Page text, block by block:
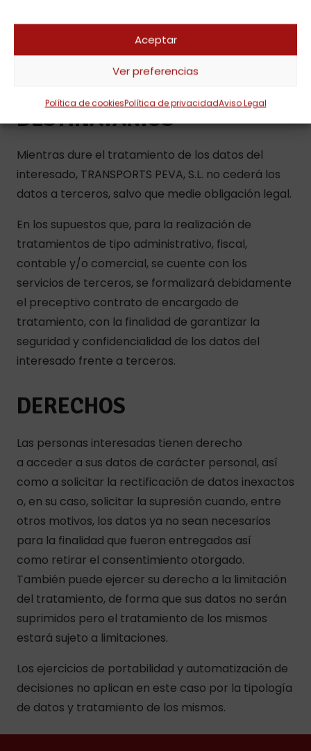
Aceptar
Ver preferencias
Política de cookiesPolítica de privacidadAviso Legal
mientras se mantenga la prestación del servicio o
durante los años necesarios para cumplir con las
obligaciones legales
DESTINATARIOS
Mientras dure el tratamiento de los datos del
interesado, TRANSPORTS PEVA, S.L. no cederá los
datos a terceros, salvo que medie obligación legal.
En los supuestos que, para la realización de
tratamientos de tipo administrativo, fiscal,
contable y/o comercial, se cuente con los
servicios de terceros, se formalizará debidamente
el preceptivo contrato de encargado de
tratamiento, con la finalidad de garantizar la
seguridad y confidencialidad de los datos del
interesado frente a terceros.
DERECHOS
Las personas interesadas tienen derecho
a acceder a sus datos de carácter personal, así
como a solicitar la rectificación de datos inexactos
o, en su caso, solicitar la supresión cuando, entre
otros motivos, los datos ya no sean necesarios
para la finalidad que fueron entregados así
como retirar el consentimiento otorgado.
También puede ejercer su derecho a la limitación
del tratamiento, de forma que sus datos no serán
suprimidos pero el tratamiento de los mismos
estará sujeto a limitaciones.
Los ejercicios de portabilidad y automatización de
decisiones no aplican en este caso por la tipología
de datos y tratamiento de los mismos.